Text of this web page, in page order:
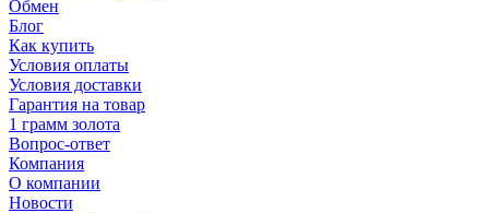
Обмен
Блог
Как купить
Условия оплаты
Условия доставки
Гарантия на товар
1 грамм золота
Вопрос-ответ
Компания
О компании
Новости